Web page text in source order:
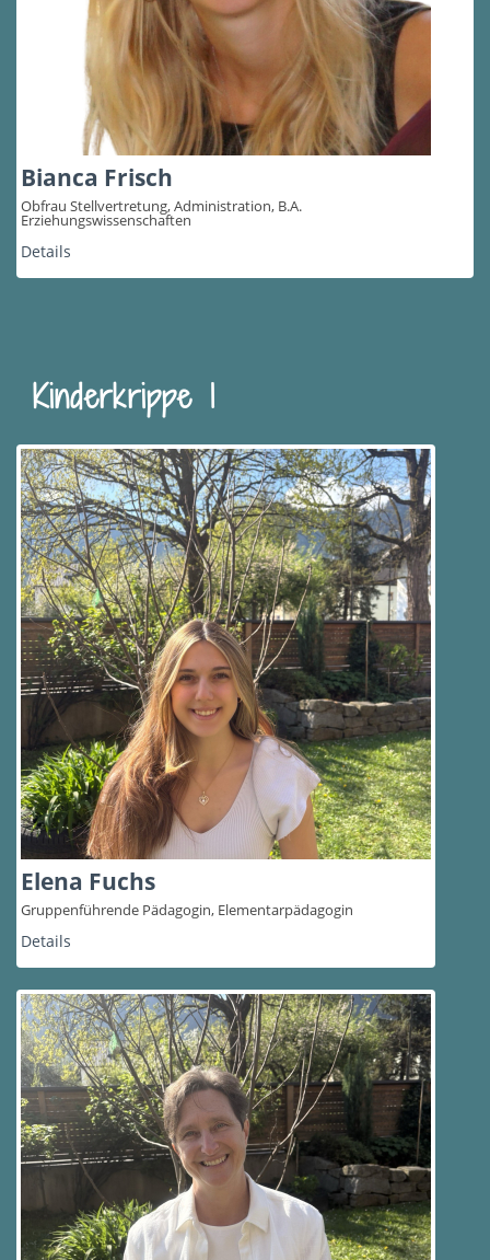
Bianca Frisch
Obfrau Stellvertretung, Administration, B.A.
Erziehungswissenschaften
Details
Kinderkrippe 1
Elena Fuchs
Gruppenführende Pädagogin, Elementarpädagogin
Details